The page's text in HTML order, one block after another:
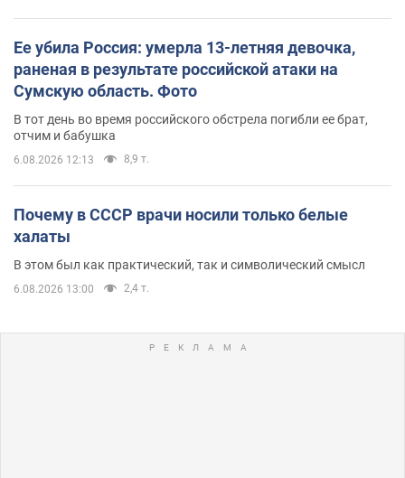
Ее убила Россия: умерла 13-летняя девочка,
раненая в результате российской атаки на
Сумскую область. Фото
В тот день во время российского обстрела погибли ее брат,
отчим и бабушка
6.08.2026 12:13 8,9 т.
Почему в СССР врачи носили только белые
халаты
В этом был как практический, так и символический смысл
6.08.2026 13:00 2,4 т.